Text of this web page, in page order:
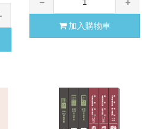
加入購物車